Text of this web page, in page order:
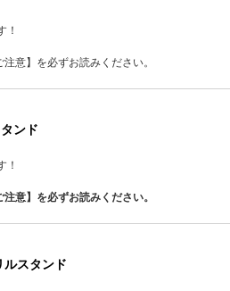
！
意】を必ずお読みください。
ンド
！
意】を必ずお読みください。
ルスタンド